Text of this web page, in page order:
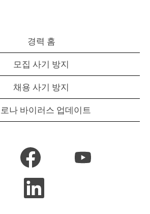
경력 홈
모집 사기 방지
채용 사기 방지
나 바이러스 업데이트
새
탭
에
서
니
새
탭
에
새
탭
에